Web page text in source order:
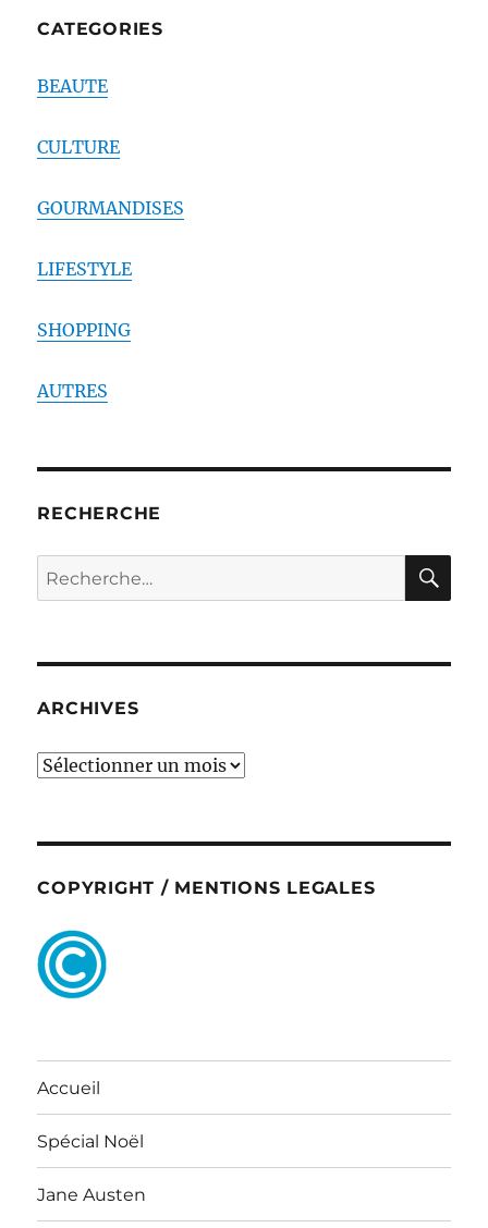
CATEGORIES
BEAUTE
CULTURE
GOURMANDISES
LIFESTYLE
SHOPPING
AUTRES
RECHERCHE
Recherche
pour :
ARCHIVES
ARCHIVES
COPYRIGHT / MENTIONS LEGALES
Accueil
Spécial Noël
Jane Austen